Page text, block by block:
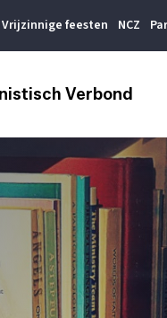
Vrijzinnige feesten NCZ
Verbond